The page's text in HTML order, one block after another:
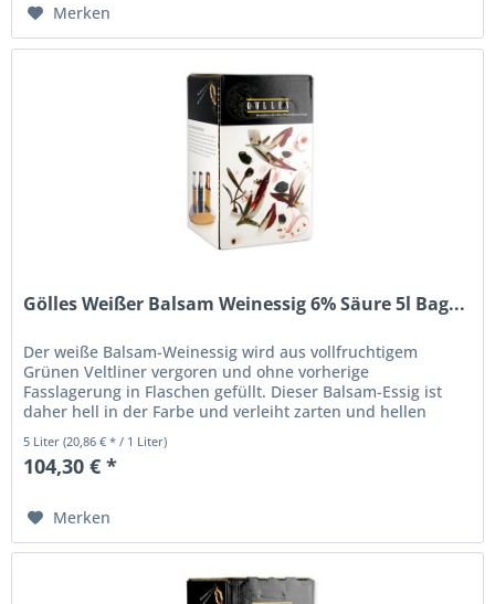
Merken
Gölles Weißer Balsam Weinessig 6% Säure 5l Bag...
Der weiße Balsam-Weinessig wird aus vollfruchtigem
Grünen Veltliner vergoren und ohne vorherige
Fasslagerung in Flaschen gefüllt. Dieser Balsam-Essig ist
daher hell in der Farbe und verleiht zarten und hellen
5 Liter(20,86 € * / 1 Liter)
104,30 € *
Merken